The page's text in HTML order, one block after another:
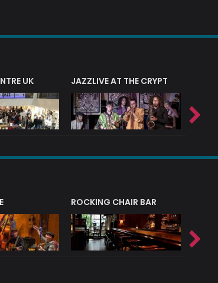
UK JAZZLIVE AT THE CRYPT
ROCKING CHAIR BAR